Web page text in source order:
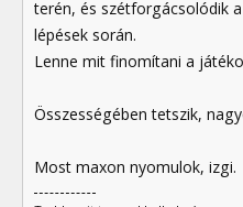
terén, és szétforgácsolódik
lépések során.
Lenne mit finomítani a
Összességében tetszik,
Most maxon nyomulok, izgi.